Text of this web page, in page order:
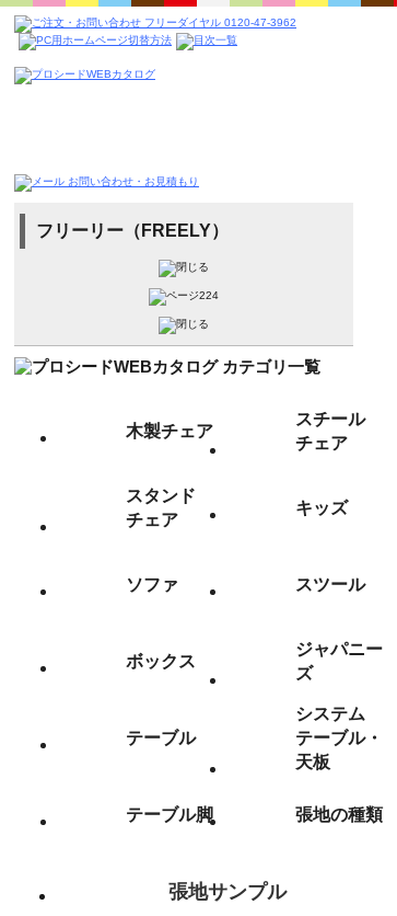
フリーリー（FREELY）
木製チェア
スチール
チェア
スタンド
チェア
キッズ
ソファ スツール
ボックス
ジャパニー
ズ
テーブル
システム
テーブル・
天板
テーブル脚 張地の種類
張地サンプル